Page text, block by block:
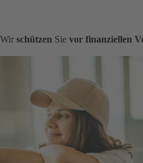
schützen Sie vor finanziellen